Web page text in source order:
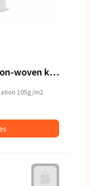
Draagtas gelamineerd non-woven klein 105g/m²
105g/m2